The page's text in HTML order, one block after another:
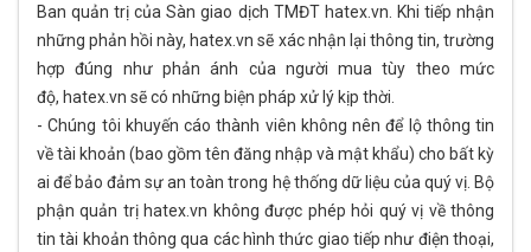
Ban quản trị của Sàn giao dịch TMĐT hatex.vn. Khi tiếp nhận
những phản hồi này, hatex.vn sẽ xác nhận lại thông tin, trường
hợp đúng như phản ánh của người mua tùy theo mức
độ, hatex.vn sẽ có những biện pháp xử lý kịp thời.
- Chúng tôi khuyến cáo thành viên không nên để lộ thông tin
về tài khoản (bao gồm tên đăng nhập và mật khẩu) cho bất kỳ
ai để bảo đảm sự an toàn trong hệ thống dữ liệu của quý vị. Bộ
phận quản trị hatex.vn không được phép hỏi quý vị về thông
tin tài khoản thông qua các hình thức giao tiếp như điện thoại,